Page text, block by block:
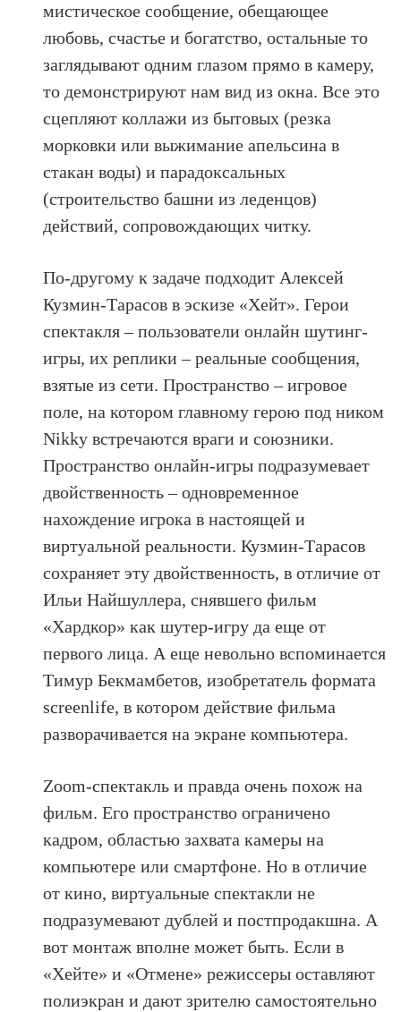
мистическое сообщение, обещающее
любовь, счастье и богатство, остальные то
заглядывают одним глазом прямо в камеру,
то демонстрируют нам вид из окна. Все это
сцепляют коллажи из бытовых (резка
морковки или выжимание апельсина в
стакан воды) и парадоксальных
(строительство башни из леденцов)
действий, сопровождающих читку.
По-другому к задаче подходит Алексей
Кузмин-Тарасов в эскизе «Хейт». Герои
спектакля – пользователи онлайн шутинг-
игры, их реплики – реальные сообщения,
взятые из сети. Пространство – игровое
поле, на котором главному герою под ником
Nikky встречаются враги и союзники.
Пространство онлайн-игры подразумевает
двойственность – одновременное
нахождение игрока в настоящей и
виртуальной реальности. Кузмин-Тарасов
сохраняет эту двойственность, в отличие от
Ильи Найшуллера, снявшего фильм
«Хардкор» как шутер-игру да еще от
первого лица. А еще невольно вспоминается
Тимур Бекмамбетов, изобретатель формата
screenlife, в котором действие фильма
разворачивается на экране компьютера.
Zoom-спектакль и правда очень похож на
фильм. Его пространство ограничено
кадром, областью захвата камеры на
компьютере или смартфоне. Но в отличие
от кино, виртуальные спектакли не
подразумевают дублей и постпродакшна. А
вот монтаж вполне может быть. Если в
«Хейте» и «Отмене» режиссеры оставляют
полиэкран и дают зрителю самостоятельно